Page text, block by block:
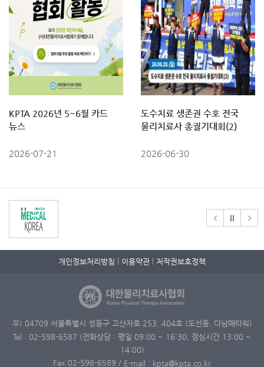
KPTA 2026년 5~6월 카드
뉴스
2026-07-21
도수치료 생존권 수호 전국
물리치료사 총궐기대회(2)
2026-06-30
개인정보처리방침 이용약관 저작권보호정책
우) 04709 서울특별시 성동구 고산자로 253, 404호 (도선동, 다남매타워)
Tel : 02-598-6587 (전화상담 : 평일 09:00 ~ 16:30, 점심시간 13:00 ~
14:00)
Fax:02-598-6589 / E-mail : kpta@kpta.co.kr